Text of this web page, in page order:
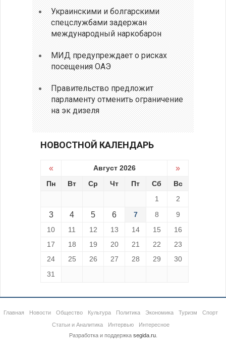
Украинскими и болгарскими
спецслужбами задержан
международный наркобарон
МИД предупреждает о рисках
посещения ОАЭ
Правительство предложит
парламенту отменить ограничение
на эк дизеля
НОВОСТНОЙ КАЛЕНДАРЬ
« Август 2026 »
Пн Вт Ср Чт Пт Сб
Вс
1
2
3 4 5 6 7 8
9
10
11 12 13 14 15
16
17
18 19 20 21 22
23
24
25 26 27 28 29
30
31
Главная Новости Общество Культура Политика Экономика Туризм
Спорт
Статьи и Аналитика
Интервью
Интересное
Разработка и поддержка segida.ru.